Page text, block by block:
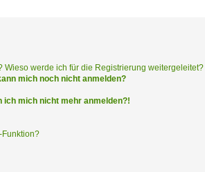
werde ich für die Registrierung weitergeleitet?
aber kann mich noch nicht anmelden?
ich mich nicht mehr anmelden?!
Funktion?